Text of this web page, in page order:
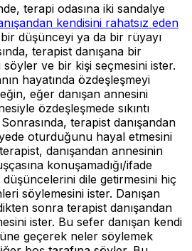
terapi odasına iki sandalye
kendisini rahatsız eden
düşünceyi ya da bir rüyayı
terapist danışana bir
söyler ve bir kişi seçmesini ister.
hayatında özdeşleşmeyi
eğer danışan annesini
özdeşleşmede sıkıntı
terapist danışandan
oturduğunu hayal etmesini
danışandan annesinin
konuşamadığı/ifade
düşüncelerini dile getirmesini hiç
söylemesini ister. Danışan
sonra terapist danışandan
ister. Bu sefer danışan kendi
geçerek neler söylemek